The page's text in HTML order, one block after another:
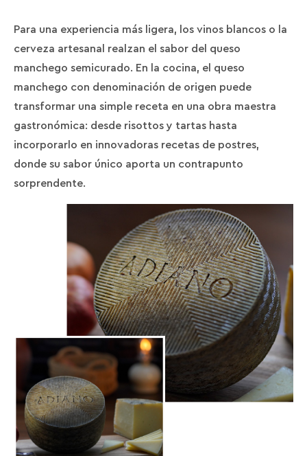
Para una experiencia más ligera, los vinos blancos o la
cerveza artesanal realzan el sabor del queso
manchego semicurado. En la cocina, el queso
manchego con denominación de origen puede
transformar una simple receta en una obra maestra
gastronómica: desde risottos y tartas hasta
incorporarlo en innovadoras recetas de postres,
donde su sabor único aporta un contrapunto
sorprendente.